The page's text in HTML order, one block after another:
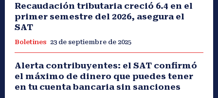
Recaudación tributaria creció 6.4 en el
primer semestre del 2026, asegura el
SAT
Boletines 23 de septiembre de 2025
Alerta contribuyentes: el SAT confirmó
el máximo de dinero que puedes tener
en tu cuenta bancaria sin sanciones